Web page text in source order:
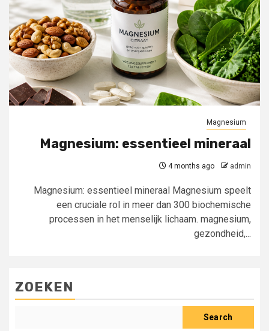
Magnesium
Magnesium: essentieel mineraal
4 months ago admin
Magnesium: essentieel mineraal Magnesium speelt
een cruciale rol in meer dan 300 biochemische
processen in het menselijk lichaam. magnesium,
gezondheid,...
ZOEKEN
Search